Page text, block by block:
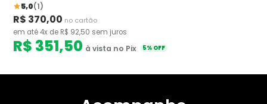
5,0(1)
R$ 370,00 no cartão
em até 4x de R$ 92,50 sem juros
R$ 351,50 à vista no Pix 5% OFF